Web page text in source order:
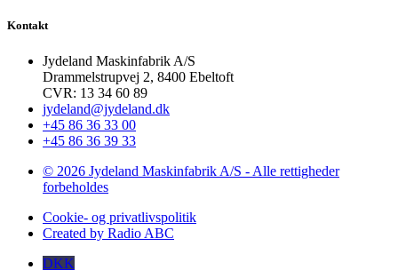
Kontakt
Jydeland Maskinfabrik A/S
Drammelstrupvej 2, 8400 Ebeltoft
CVR: 13 34 60 89
jydeland@jydeland.dk
+45 86 36 33 00
+45 86 36 39 33
© 2026 Jydeland Maskinfabrik A/S - Alle rettigheder
forbeholdes
Cookie- og privatlivspolitik
Created by Radio ABC
DKK